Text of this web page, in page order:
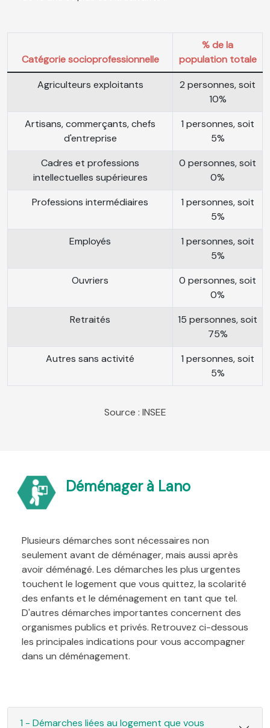
Catégorie socioprofessionnelle
% de la
population totale
Agriculteurs exploitants
2 personnes, soit
10%
Artisans, commerçants, chefs
d'entreprise
1 personnes, soit
5%
Cadres et professions
intellectuelles supérieures
0 personnes, soit
0%
Professions intermédiaires
1 personnes, soit
5%
Employés
1 personnes, soit
5%
Ouvriers
0 personnes, soit
0%
Retraités
15 personnes, soit
75%
Autres sans activité
1 personnes, soit
5%
Source : INSEE
Déménager à Lano
Plusieurs démarches sont nécessaires non
seulement avant de déménager, mais aussi après
avoir déménagé. Les démarches les plus urgentes
touchent le logement que vous quittez, la scolarité
des enfants et le déménagement en tant que tel.
D'autres démarches importantes concernent des
organismes publics et privés. Retrouvez ci-dessous
les principales indications pour vous accompagner
dans un déménagement.
1 - Démarches liées au logement que vous